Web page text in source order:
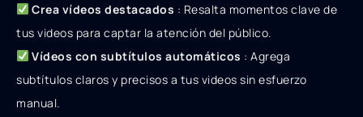
Crea vídeos destacados : Resalta momentos clave de
tus videos para captar la atención del público.
Vídeos con subtítulos automáticos : Agrega
subtítulos claros y precisos a tus videos sin esfuerzo
manual.